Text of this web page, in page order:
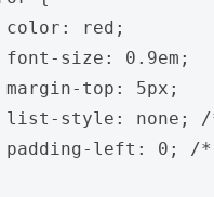
red;
size: 0.9em;
top: 5px;
style: none; /*
left: 0; /*